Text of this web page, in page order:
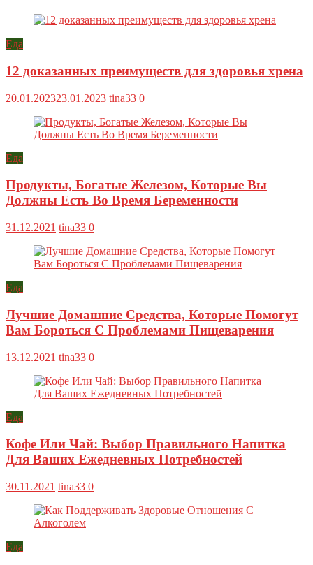
Еда
12 доказанных преимуществ для здоровья хрена
20.01.202323.01.2023 tina33 0
Еда
Продукты, Богатые Железом, Которые Вы
Должны Есть Во Время Беременности
31.12.2021 tina33 0
Еда
Лучшие Домашние Средства, Которые Помогут
Вам Бороться С Проблемами Пищеварения
13.12.2021 tina33 0
Еда
Кофе Или Чай: Выбор Правильного Напитка
Для Ваших Ежедневных Потребностей
30.11.2021 tina33 0
Еда